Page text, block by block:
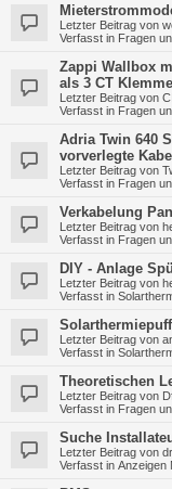
Letzter Beitrag von
Verfasst in Fragen
Zappi Wallbox
als 3 CT
Letzter Beitrag von
Verfasst in Fragen
Adria Twin 640
vorverlegte
Letzter Beitrag von
Verfasst in Fragen
Verkabelung
Letzter Beitrag von
Verfasst in Fragen
DIY - Anlage
Letzter Beitrag von
Verfasst in
Letzter Beitrag von
Verfasst in
Theoretischen
Letzter Beitrag von
Verfasst in Fragen
Suche
Letzter Beitrag von
Verfasst in Anzeigen